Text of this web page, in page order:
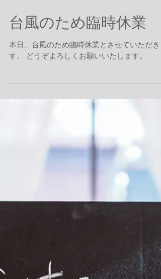
台風のため臨時休業
す。 どうぞよろしくお願いいたします。